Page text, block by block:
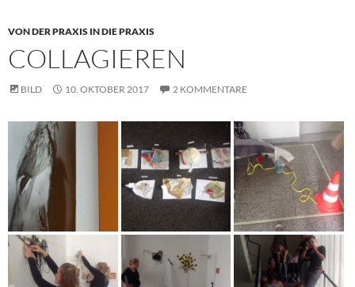
VON DER PRAXIS IN DIE PRAXIS
COLLAGIEREN
BILD 10. OKTOBER 2017 2 KOMMENTARE